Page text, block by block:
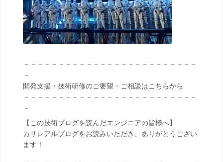
－－－－－－－－－－－－－－－－－－－－－－－－－
－
開発支援・技術研修のご要望・ご相談はこちらから
－－－－－－－－－－－－－－－－－－－－－－－－－
－
【この技術ブログを読んだエンジニアの皆様へ】
カサレアルブログをお読みいただき、ありがとうござい
ます！